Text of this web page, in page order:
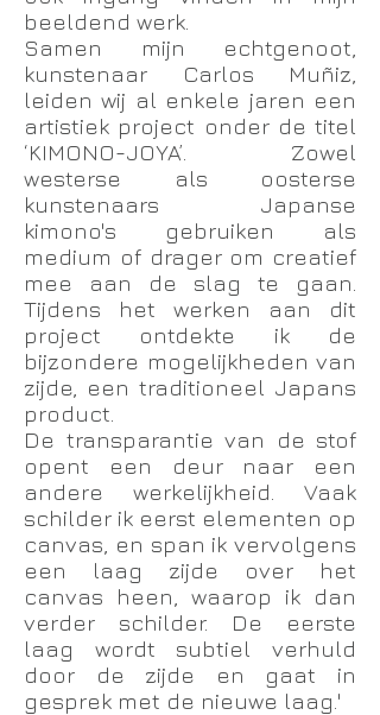
beeldend werk.
Samen mijn echtgenoot,
kunstenaar Carlos Muñiz,
leiden wij al enkele jaren een
artistiek project onder de titel
‘KIMONO-JOYA’. Zowel
westerse als oosterse
kunstenaars Japanse
kimono's gebruiken als
medium of drager om creatief
mee aan de slag te gaan.
Tijdens het werken aan dit
project ontdekte ik de
bijzondere mogelijkheden van
zijde, een traditioneel Japans
product.
De transparantie van de stof
opent een deur naar een
andere werkelijkheid. Vaak
schilder ik eerst elementen op
canvas, en span ik vervolgens
een laag zijde over het
canvas heen, waarop ik dan
verder schilder. De eerste
laag wordt subtiel verhuld
door de zijde en gaat in
gesprek met de nieuwe laag.'